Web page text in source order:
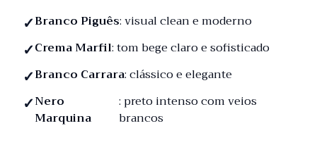
Branco Piguês: visual clean e moderno
Crema Marfil: tom bege claro e sofisticado
Branco Carrara: clássico e elegante
Nero
Marquina
: preto intenso com veios
brancos